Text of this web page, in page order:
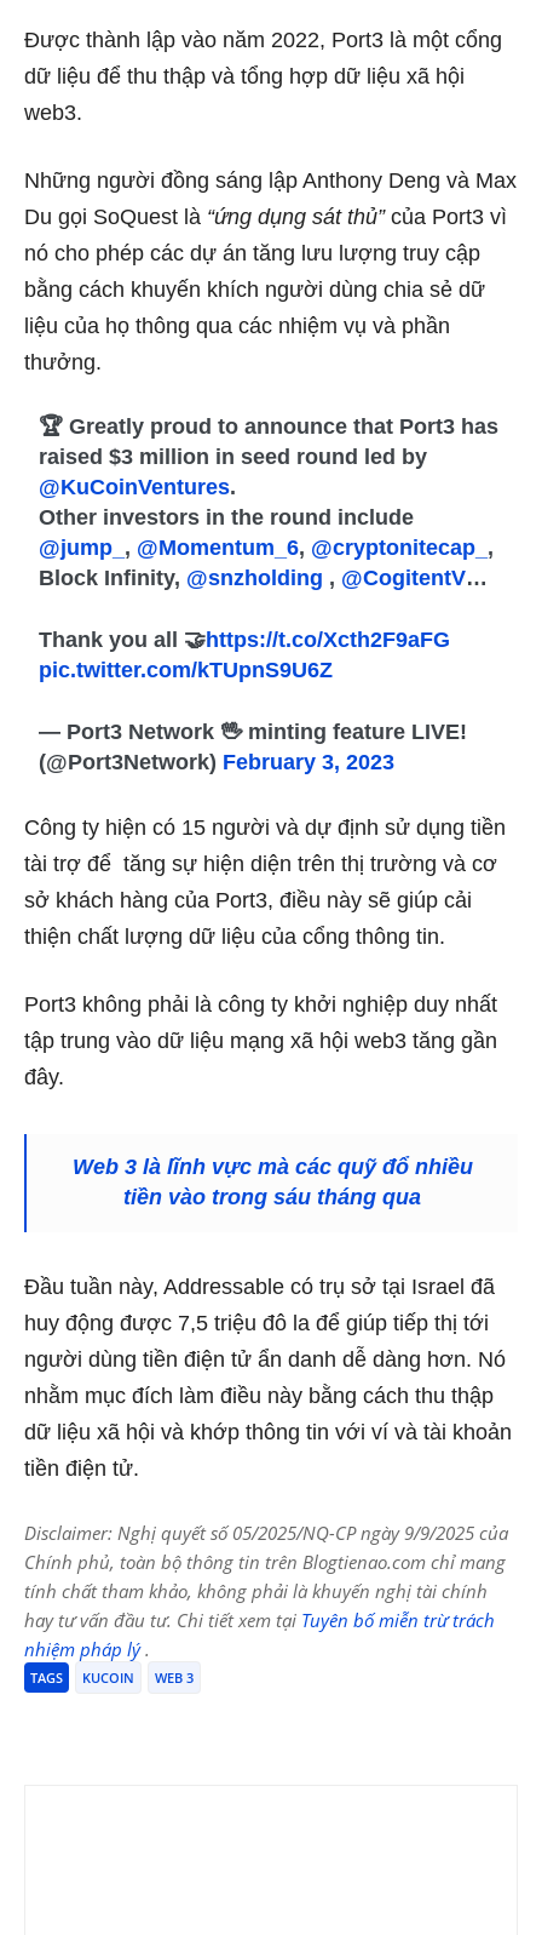
Được thành lập vào năm 2022, Port3 là một cổng
dữ liệu để thu thập và tổng hợp dữ liệu xã hội
web3.
Những người đồng sáng lập Anthony Deng và Max
Du gọi SoQuest là “ứng dụng sát thủ”của Port3 vì
nó cho phép các dự án tăng lưu lượng truy cập
bằng cách khuyến khích người dùng chia sẻ dữ
liệu của họ thông qua các nhiệm vụ và phần
thưởng.
🏆 Greatly proud to announce that Port3 has
raised $3 million in seed round led by
@KuCoinVentures.
Other investors in the round include
@jump_ , @Momentum_6, @cryptonitecap_ ,
Block Infinity, @snzholding , @CogitentV…
Thank you all 🤝https://t.co/Xcth2F9aFG
pic.twitter.com/kTUpnS9U6Z
— Port3 Network 🖖 minting feature LIVE!
(@Port3Network) February 3, 2023
Công ty hiện có 15 người và dự định sử dụng tiền
tài trợ để tăng sự hiện diện trên thị trường và cơ
sở khách hàng của Port3, điều này sẽ giúp cải
thiện chất lượng dữ liệu của cổng thông tin.
Port3 không phải là công ty khởi nghiệp duy nhất
tập trung vào dữ liệu mạng xã hội web3 tăng gần
đây.
Web 3 là lĩnh vực mà các quỹ đổ nhiều
tiền vào trong sáu tháng qua
Đầu tuần này, Addressable có trụ sở tại Israel đã
huy động được 7,5 triệu đô la để giúp tiếp thị tới
người dùng tiền điện tử ẩn danh dễ dàng hơn. Nó
nhằm mục đích làm điều này bằng cách thu thập
dữ liệu xã hội và khớp thông tin với ví và tài khoản
tiền điện tử.
Disclaimer: Nghị quyết số 05/2025/NQ-CP ngày 9/9/2025 của
Chính phủ, toàn bộ thông tin trên Blogtienao.com chỉ mang
tính chất tham khảo, không phải là khuyến nghị tài chính
hay tư vấn đầu tư. Chi tiết xem tại Tuyên bố miễn trừ trách
nhiệm pháp lý.
TAGS KUCOIN WEB 3